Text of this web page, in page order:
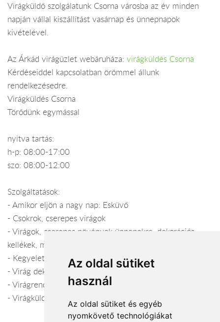
Az oldal sütiket
használ
Az oldal sütiket és egyéb
nyomkövető technológiákat
Virágküldő szolgálatunk Csorna városba az év minden
napján vállal kiszállítást vasárnap és ünnepnapok
kivételével.
Az Árkád virágüzlet webáruháza: virágküldés Csorna
Kérdéseiddel kapcsolatban örömmel állunk
rendelkezésedre.
Virágküldés Csorna
Törődünk egymással
nyitva tartás:
h-p: 08:00-17:00
szo: 08:00-12:00
Szolgáltatások:
- Amikor eljön a nagy nap: Esküvő
- Csokrok, cserepes virágok
- Virágok, cserepes növények ünnepekre, dekorációs
kellékek, mellyel lakásunkat otthonosabbá tehetjük.
- Kegyelet
- Virág dekoráció
- Virágrendelés telefonon, kiszállítás
- Virágküldés Csorna